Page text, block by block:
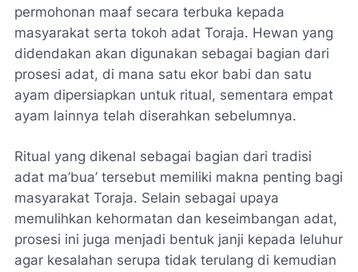
permohonan maaf secara terbuka kepada
masyarakat serta tokoh adat Toraja. Hewan yang
didendakan akan digunakan sebagai bagian dari
prosesi adat, di mana satu ekor babi dan satu
ayam dipersiapkan untuk ritual, sementara empat
ayam lainnya telah diserahkan sebelumnya.
Ritual yang dikenal sebagai bagian dari tradisi
adat ma’bua’ tersebut memiliki makna penting bagi
masyarakat Toraja. Selain sebagai upaya
memulihkan kehormatan dan keseimbangan adat,
prosesi ini juga menjadi bentuk janji kepada leluhur
agar kesalahan serupa tidak terulang di kemudian